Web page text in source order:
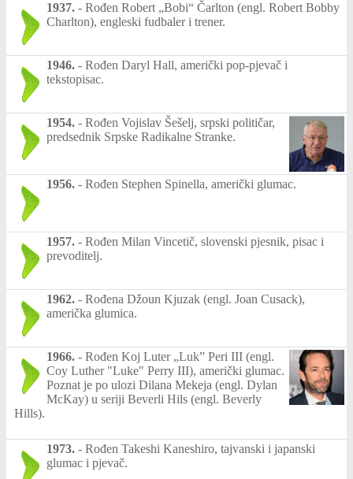
1937. - Rođen Robert „Bobi“ Čarlton (engl. Robert Bobby
Charlton), engleski fudbaler i trener.
1946. - Rođen Daryl Hall, američki pop-pjevač i
tekstopisac.
1954. - Rođen Vojislav Šešelj, srpski političar,
predsednik Srpske Radikalne Stranke.
1956. - Rođen Stephen Spinella, američki glumac.
1957. - Rođen Milan Vincetič, slovenski pjesnik, pisac i
prevoditelj.
1962. - Rođena Džoun Kjuzak (engl. Joan Cusack),
američka glumica.
1966. - Rođen Koj Luter „Luk” Peri III (engl.
Coy Luther "Luke" Perry III), američki glumac.
Poznat je po ulozi Dilana Mekeja (engl. Dylan
McKay) u seriji Beverli Hils (engl. Beverly
Hills).
1973. - Rođen Takeshi Kaneshiro, tajvanski i japanski
glumac i pjevač.